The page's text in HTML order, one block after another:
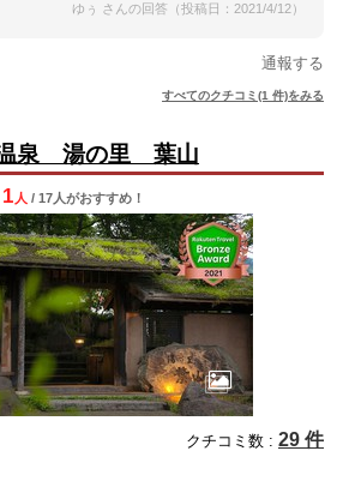
ゆぅ さんの回答（投稿日：2021/4/12）
通報する
すべてのクチコミ(1 件)をみる
泉 湯の里 葉山
1 人 / 17人がおすすめ！
クチコミ数 : 29 件